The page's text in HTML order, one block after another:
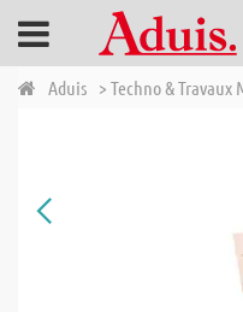
Aduis > Techno & Travaux